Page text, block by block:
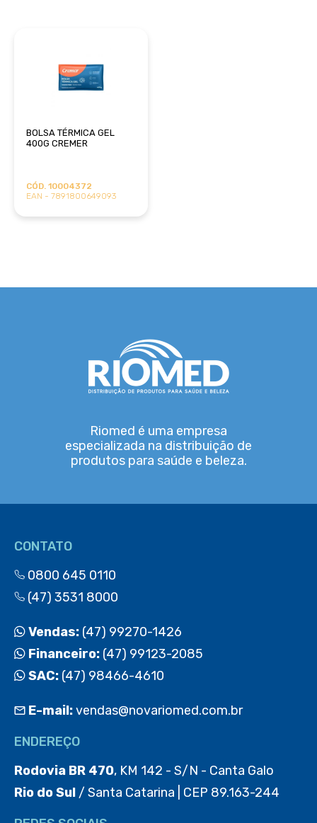
BOLSA TÉRMICA GEL
400G CREMER
CÓD. 10004372
EAN - 7891800649093
Riomed é uma empresa
especializada na distribuição de
produtos para saúde e beleza.
CONTATO
0800 645 0110
(47) 3531 8000
Vendas: (47) 99270-1426
Financeiro: (47) 99123-2085
SAC: (47) 98466-4610
E-mail:vendas@novariomed.com.br
ENDEREÇO
Rodovia BR 470, KM 142 - S/N - Canta Galo
Rio do Sul / Santa Catarina | CEP 89.163-244